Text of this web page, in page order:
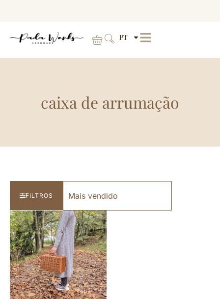
PT
caixa de arrumação
FILTROS